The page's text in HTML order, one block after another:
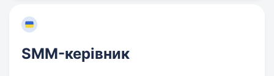
SMM-керівник